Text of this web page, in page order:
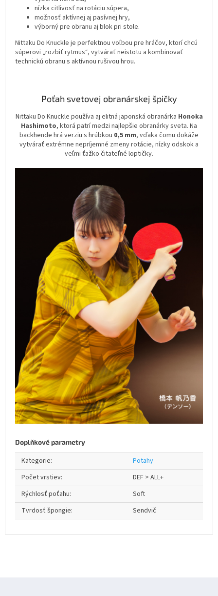
nízka citlivosť na rotáciu súpera,
možnosť aktívnej aj pasívnej hry,
výborný pre obranu aj blok pri stole.
Nittaku Do Knuckle je perfektnou voľbou pre hráčov, ktorí chcú
súperovi „rozbiť rytmus“, vytvárať neistotu a kombinovať
technickú obranu s aktívnou rušivou hrou.
Poťah svetovej obranárskej špičky
Nittaku Do Knuckle používa aj elitná japonská obranárka Honoka
Hashimoto, ktorá patrí medzi najlepšie obranárky sveta. Na
backhende hrá verziu s hrúbkou 0,5 mm, vďaka čomu dokáže
vytvárať extrémne nepríjemné zmeny rotácie, nízky odskok a
veľmi ťažko čitateľné loptičky.
Doplňkové parametry
Kategorie:
Potahy
Počet vrstiev:
DEF > ALL+
Rýchlosť poťahu:
Soft
Tvrdosť špongie: Sendvič